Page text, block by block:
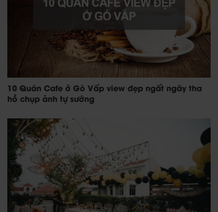
10 Quán Cafe ở Gò Vấp view đẹp ngất ngây tha
hồ chụp ảnh tự sướng